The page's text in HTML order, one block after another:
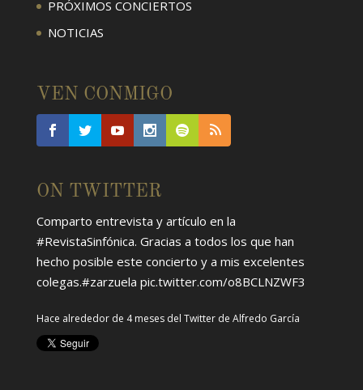
PRÓXIMOS CONCIERTOS
NOTICIAS
VEN CONMIGO
ON TWITTER
Comparto entrevista y artículo en la
#RevistaSinfónica. Gracias a todos los que han
hecho posible este concierto y a mis excelentes
colegas.#zarzuela pic.twitter.com/o8BCLNZWF3
Hace alrededor de 4 mesesdel Twitter de Alfredo García